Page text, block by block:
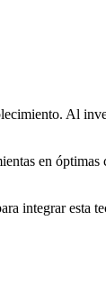
Al
en óptimas
integrar esta